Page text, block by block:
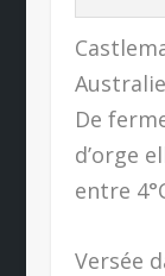
De
d’orge
entre
Versée